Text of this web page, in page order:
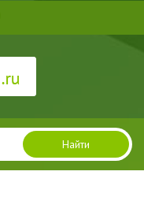
Найти